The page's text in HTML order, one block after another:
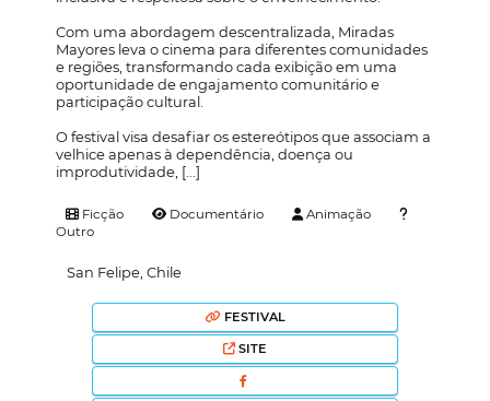
Com uma abordagem descentralizada, Miradas
Mayores leva o cinema para diferentes comunidades
e regiões, transformando cada exibição em uma
oportunidade de engajamento comunitário e
participação cultural.
O festival visa desafiar os estereótipos que associam a
velhice apenas à dependência, doença ou
improdutividade, [...]
Ficção Documentário
Animação
Outro
San Felipe, Chile
FESTIVAL
SITE